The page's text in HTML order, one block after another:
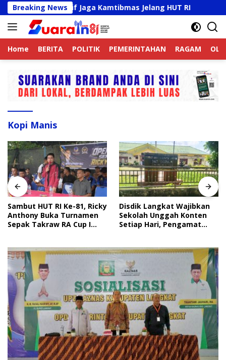
Langsung
ke
konten
Breaking News
Aktif Jaga Kamtibmas Jelang HUT RI
Home BERITA POLITIK PEMERINTAHAN RAGAM
Kopi Manis
Sambut HUT RI Ke-81, Ricky
Anthony Buka Turnamen
Sepak Takraw RA Cup I
Disdik Langkat Wajibkan
Sekolah Unggah Konten
Setiap Hari, Pengamat